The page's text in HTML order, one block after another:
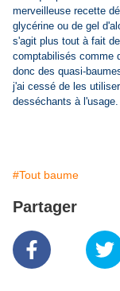
merveilleuse recette
glycérine ou de gel
s'agit plus tout à fait
comptabilisés comme
donc des quasi-
j'ai cessé de les
desséchants à l'usage.
#Tout baume
Partager